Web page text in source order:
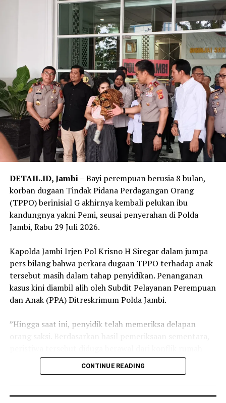
bahwa polisi telah melakukan olah tempat kejadian
perkara (TKP) untuk mengungkap penyebab kebakaran.
‎”Saat ini penyebabnya masih dalam proses penyelidikan
dan perkembangan selanjutnya akan kami sampaikan,”
ujarnya.
‎Salah seorang warga di sekitar lokasi mengatakan
sebelum api membesar ia melihat kepulan asap hitam
keluar dari salah satu bangunan asrama. Tak lama
kemudian, kobaran api dengan cepat membesar dan
merambat ke bangunan lainnya.
‎”Awalnya terlihat asap hitam, lalu muncul api besar.
Karena angin cukup kencang, api cepat menyebar ke
asrama lainnya,” katanya.
Reporter:Juan Ambarita
DETAIL.ID, Jambi– Bayi perempuan berusia 8 bulan,
korban dugaan Tindak Pidana Perdagangan Orang
(TPPO) berinisial G akhirnya kembali pelukan ibu
kandungnya yakni Pemi, seusai penyerahan di Polda
Jambi, Rabu 29 Juli 2026.
‎Kapolda Jambi Irjen Pol Krisno H Siregar dalam jumpa
pers bilang bahwa perkara dugaan TPPO terhadap anak
tersebut masih dalam tahap penyidikan. Penanganan
kasus kini diambil alih oleh Subdit Pelayanan Perempuan
dan Anak (PPA) Ditreskrimum Polda Jambi.
‎”Hingga saat ini, penyidik telah memeriksa delapan
tangga antara kedua orang tua korban yang kemudian
berujung pada dugaan penyerahan anak kepada pihak
lain dengan imbalan sejumlah uang,” ujar Irjen Pol
Krisno.
CONTINUE READING